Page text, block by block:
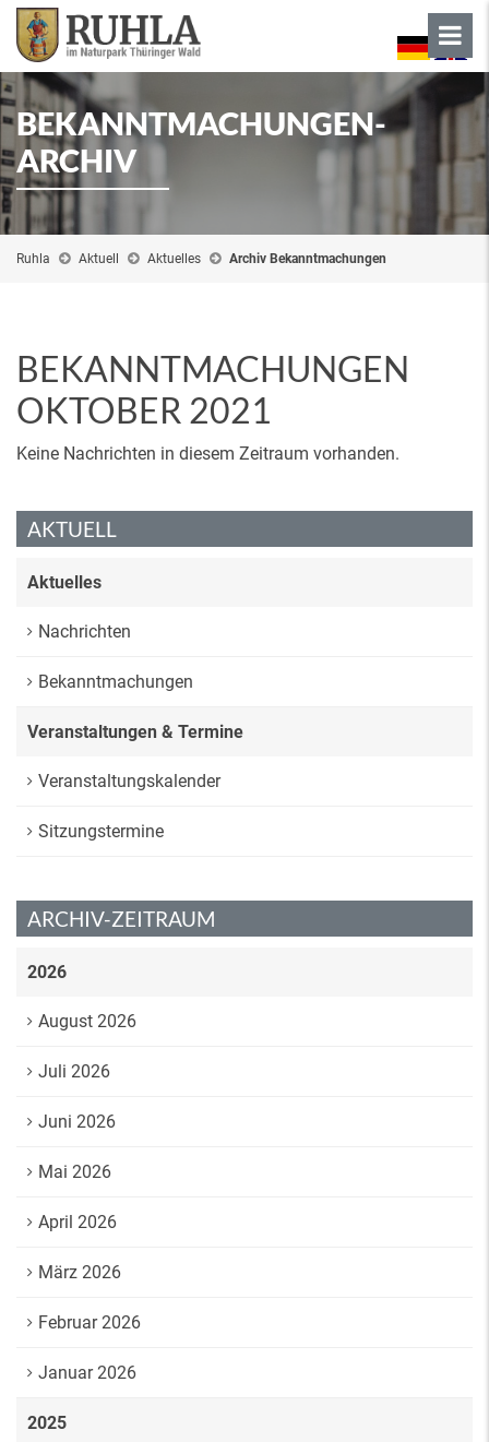
BEKANNTMACHUNGEN-
ARCHIV
Ruhla Aktuell Aktuelles Archiv Bekanntmachungen
BEKANNTMACHUNGEN
OKTOBER 2021
Keine Nachrichten in diesem Zeitraum vorhanden.
AKTUELL
Aktuelles
Nachrichten
Bekanntmachungen
Veranstaltungen & Termine
Veranstaltungskalender
Sitzungstermine
ARCHIV-ZEITRAUM
2026
August 2026
Juli 2026
Juni 2026
Mai 2026
April 2026
März 2026
Februar 2026
Januar 2026
2025